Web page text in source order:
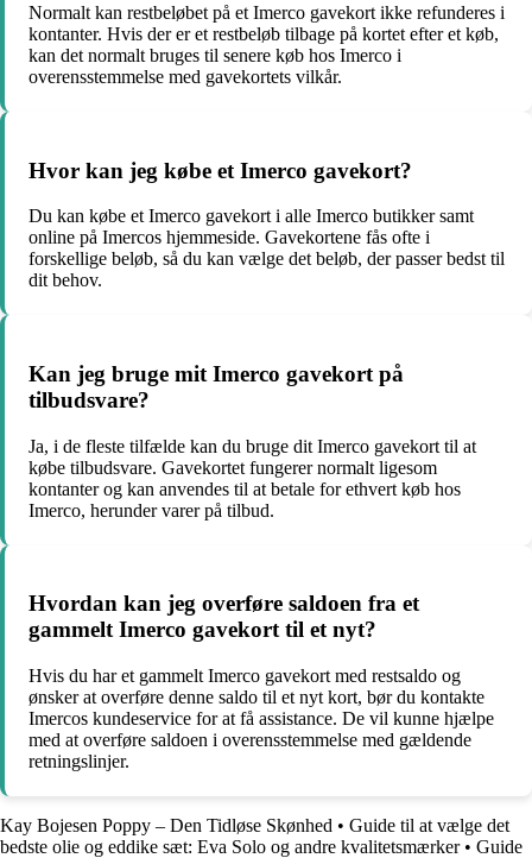
Normalt kan restbeløbet på et Imerco gavekort ikke refunderes i
kontanter. Hvis der er et restbeløb tilbage på kortet efter et køb,
kan det normalt bruges til senere køb hos Imerco i
overensstemmelse med gavekortets vilkår.
Hvor kan jeg købe et Imerco gavekort?
Du kan købe et Imerco gavekort i alle Imerco butikker samt
online på Imercos hjemmeside. Gavekortene fås ofte i
forskellige beløb, så du kan vælge det beløb, der passer bedst til
dit behov.
Kan jeg bruge mit Imerco gavekort på
tilbudsvare?
Ja, i de fleste tilfælde kan du bruge dit Imerco gavekort til at
købe tilbudsvare. Gavekortet fungerer normalt ligesom
kontanter og kan anvendes til at betale for ethvert køb hos
Imerco, herunder varer på tilbud.
Hvordan kan jeg overføre saldoen fra et
gammelt Imerco gavekort til et nyt?
Hvis du har et gammelt Imerco gavekort med restsaldo og
ønsker at overføre denne saldo til et nyt kort, bør du kontakte
Imercos kundeservice for at få assistance. De vil kunne hjælpe
med at overføre saldoen i overensstemmelse med gældende
retningslinjer.
Kay Bojesen Poppy – Den Tidløse Skønhed • Guide til at vælge det
bedste olie og eddike sæt: Eva Solo og andre kvalitetsmærker• Guide